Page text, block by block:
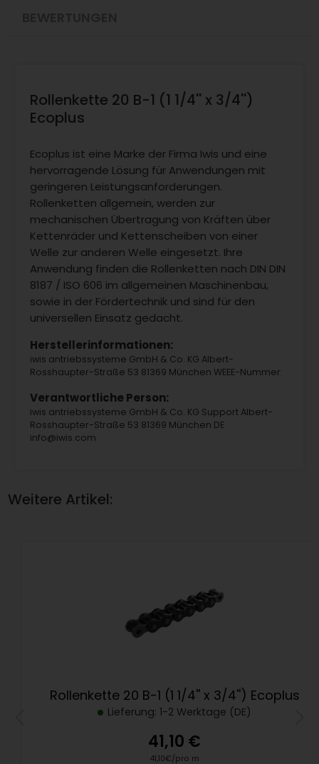
Rollenkette 20 B-1 (1 1/4'' x 3/4'')
Ecoplus
Ecoplus ist eine Marke der Firma Iwis und eine
hervorragende Lösung für Anwendungen mit
geringeren Leistungsanforderungen.
Rollenketten allgemein, werden zur
mechanischen Übertragung von Kräften über
Kettenräder und Kettenscheiben von einer
Welle zur anderen Welle eingesetzt. Ihre
Anwendung finden die Rollenketten nach DIN DIN
8187 / ISO 606 im allgemeinen Maschinenbau,
sowie in der Fördertechnik und sind für den
universellen Einsatz gedacht.
Herstellerinformationen:
iwis antriebssysteme GmbH & Co. KG Albert-
Rosshaupter-Straße 53 81369 München WEEE-Nummer:
Verantwortliche Person:
iwis antriebssysteme GmbH & Co. KG Support Albert-
Rosshaupter-Straße 53 81369 München DE
info@iwis.com
Weitere Artikel:
Rollenkette 20 B-1 (1 1/4'' x 3/4'') Ecoplus
Lieferung: 1-2 Werktage (DE)
41,10 €
41,10€/pro m